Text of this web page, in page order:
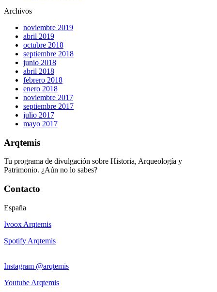
Archivos
noviembre 2019
abril 2019
octubre 2018
septiembre 2018
junio 2018
abril 2018
febrero 2018
enero 2018
noviembre 2017
septiembre 2017
julio 2017
mayo 2017
Arqtemis
Tu programa de divulgación sobre Historia, Arqueología y
Patrimonio. ¿Aún no lo sabes?
Contacto
España
Ivoox Arqtemis
Spotify Arqtemis
Instagram @arqtemis
Youtube Arqtemis